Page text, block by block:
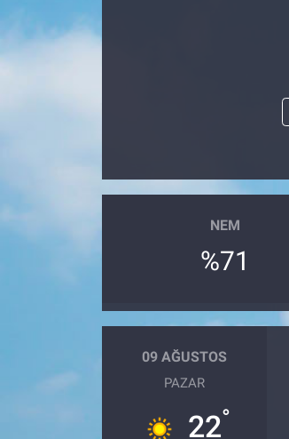
NEM
%71
09 AĞUSTOS
PAZAR
22°
ASAYİŞ